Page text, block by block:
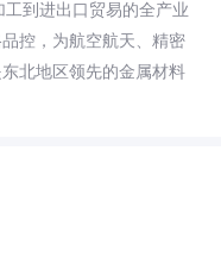
到进出口贸易的全产业
控，为航空航天、精密
北地区领先的金属材料